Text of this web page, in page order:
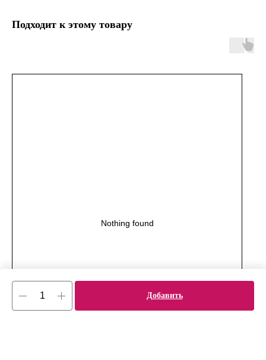
Добавить
Подходит к этому товару
Nothing found